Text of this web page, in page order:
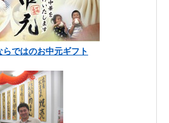
らではのお中元ギフト